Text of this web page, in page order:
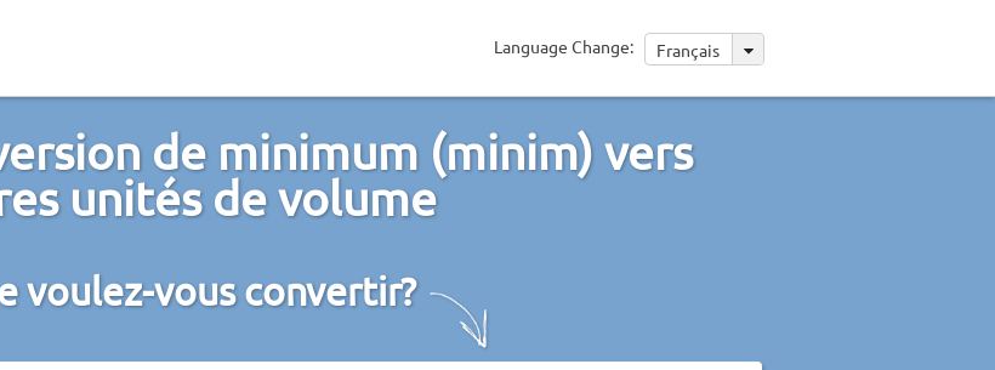
Language Change: Français
de minimum (minim) vers
unités de volume
voulez-vous convertir?